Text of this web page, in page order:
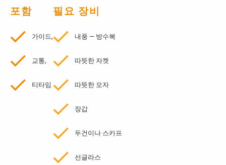
포함
가이드,
교통,
티타임
필요 장비
내풍 — 방수복
따뜻한 자켓
따뜻한 모자
장갑
두건이나 스카프
선글라스